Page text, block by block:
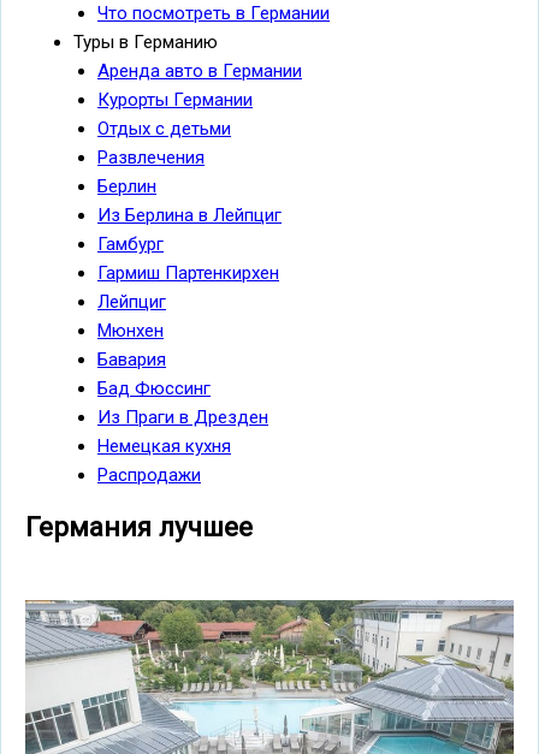
Что посмотреть в Германии
Туры в Германию
Аренда авто в Германии
Курорты Германии
Отдых c детьми
Развлечения
Берлин
Из Берлина в Лейпциг
Гамбург
Гармиш Партенкирхен
Лейпциг
Мюнхен
Бавария
Бад Фюссинг
Из Праги в Дрезден
Немецкая кухня
Распродажи
Германия лучшее